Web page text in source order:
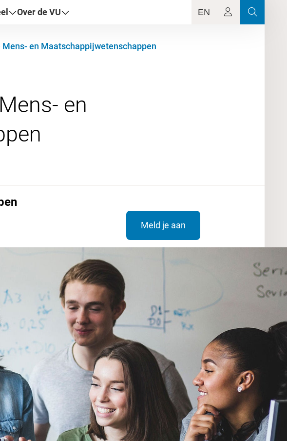
Over de VU EN
Mens- en Maatschappijwetenschappen
en
Meld je aan